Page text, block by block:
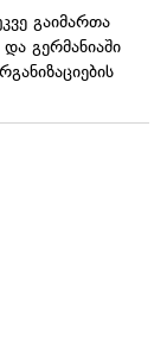
გაიმართა
გერმანიაში